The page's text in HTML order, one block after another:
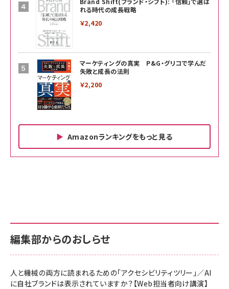
れる時代の成長戦略
￥2,420
マーケティングの真実 P&G・グリコで学んだ
失敗と成長の法則
￥2,200
Amazonランキングをもっと見る
￥880
anan(アンアン)2026/06/24号 No.2500増
刊 スペシャルエディション[王道エンタメの矜
￥1,100
内サポート正規品 メーカー保証5年
KLMEA128G
NIMASO ガラスフィルム iPhone 17 用 保護
止 貼りやすい ガイド枠付き いPhone17 (6.3
インチ) 対応 2枚セット DSP25F1698
￥1,599
内サポート正規品 メーカー保証5年
KLMEA128G
Amazon eギフトカード - Amazonロゴ - ク
￥5,000
編集部からのおしらせ
人と機械の両方に読まれるための「アクセシビリティツリー」／AI
に自社ブランドは表示されていますか？【Web担当者向け講演】